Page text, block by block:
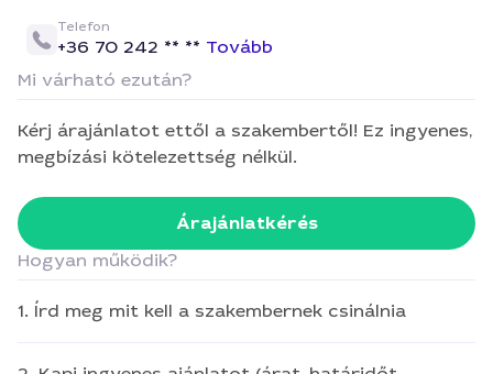
Telefon
+36 70 242 ** ** Tovább
Mi várható ezután?
Kérj árajánlatot ettől a szakembertől! Ez ingyenes,
megbízási kötelezettség nélkül.
Árajánlatkérés
Hogyan működik?
1. Írd meg mit kell a szakembernek csinálnia